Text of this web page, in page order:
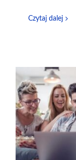
Czytaj dalej